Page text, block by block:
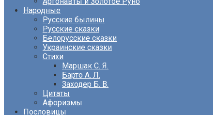
Народные
Русские былины
Русские сказки
Белорусские сказки
Украинские сказки
Стихи
Маршак С. Я.
Барто А. Л.
Заходер Б. В.
Цитаты
Афоризмы
Пословицы